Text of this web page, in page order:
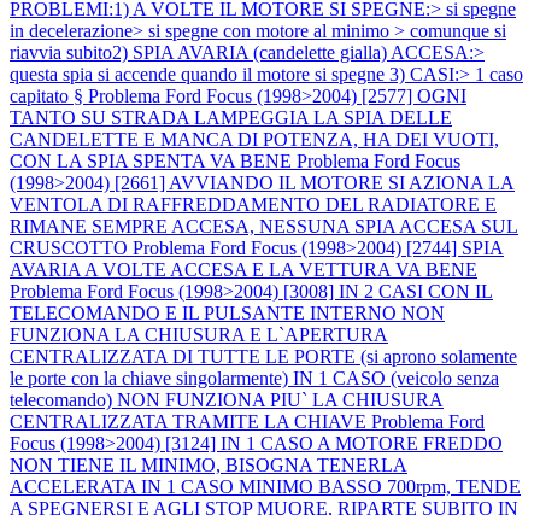
PROBLEMI:1) A VOLTE IL MOTORE SI SPEGNE:> si spegne
in decelerazione> si spegne con motore al minimo > comunque si
riavvia subito2) SPIA AVARIA (candelette gialla) ACCESA:>
questa spia si accende quando il motore si spegne 3) CASI:> 1 caso
capitato § Problema Ford Focus (1998>2004) [2577] OGNI
TANTO SU STRADA LAMPEGGIA LA SPIA DELLE
CANDELETTE E MANCA DI POTENZA, HA DEI VUOTI,
CON LA SPIA SPENTA VA BENE Problema Ford Focus
(1998>2004) [2661] AVVIANDO IL MOTORE SI AZIONA LA
VENTOLA DI RAFFREDDAMENTO DEL RADIATORE E
RIMANE SEMPRE ACCESA, NESSUNA SPIA ACCESA SUL
CRUSCOTTO Problema Ford Focus (1998>2004) [2744] SPIA
AVARIA A VOLTE ACCESA E LA VETTURA VA BENE
Problema Ford Focus (1998>2004) [3008] IN 2 CASI CON IL
TELECOMANDO E IL PULSANTE INTERNO NON
FUNZIONA LA CHIUSURA E L`APERTURA
CENTRALIZZATA DI TUTTE LE PORTE (si aprono solamente
le porte con la chiave singolarmente) IN 1 CASO (veicolo senza
telecomando) NON FUNZIONA PIU` LA CHIUSURA
CENTRALIZZATA TRAMITE LA CHIAVE Problema Ford
Focus (1998>2004) [3124] IN 1 CASO A MOTORE FREDDO
NON TIENE IL MINIMO, BISOGNA TENERLA
ACCELERATA IN 1 CASO MINIMO BASSO 700rpm, TENDE
A SPEGNERSI E AGLI STOP MUORE, RIPARTE SUBITO IN